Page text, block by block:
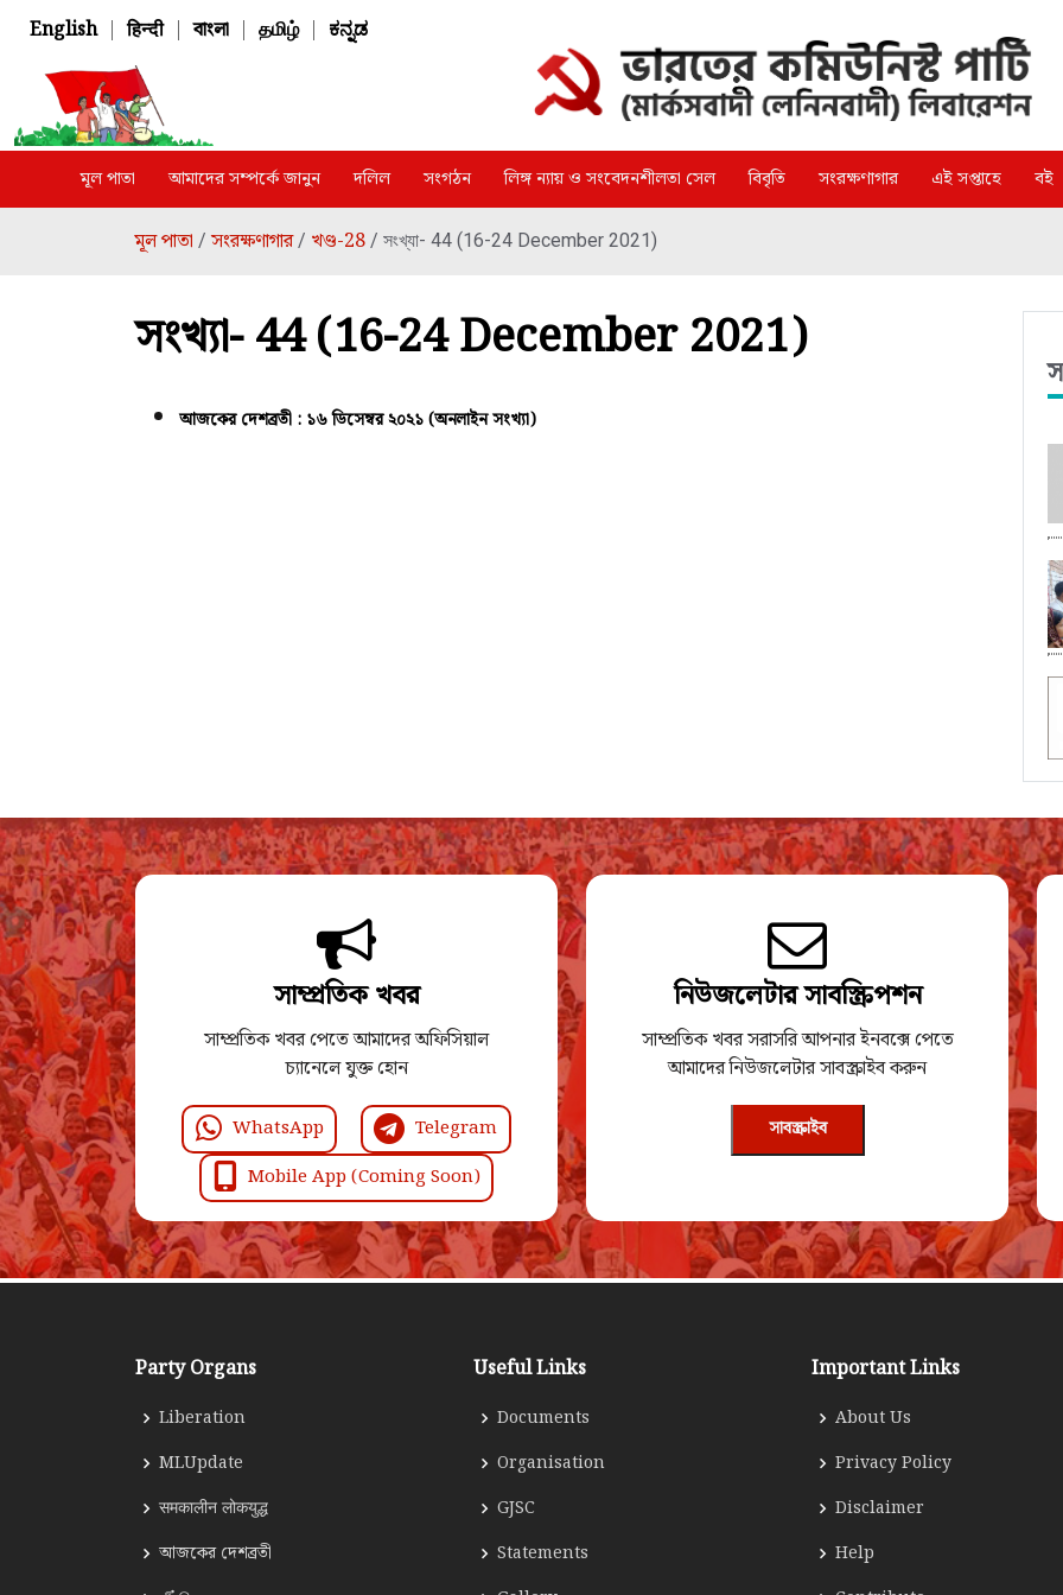
English | हिन्दी | বাংলা | தமிழ் | ಕನ್ನಡ
মূল পাতা আমাদের সম্পর্কে জানুন দলিল সংগঠন লিঙ্গ ন্যায় ও সংবেদনশীলতা সেল বিবৃতি সংরক্ষণাগার এই সপ্তাহে বই
মূল পাতা / সংরক্ষণাগার/ খণ্ড-28 / সংখ্যা- 44 (16-24 December 2021)
সংখ্যা- 44 (16-24 December 2021)
আজকের দেশব্রতী : ১৬ ডিসেম্বর ২০২১ (অনলাইন সংখ্যা)
সাম্প্রতিক খবর
সাম্প্রতিক খবর পেতে আমাদের অফিসিয়াল
চ্যানেলে যুক্ত হোন
WhatsApp
Telegram
Mobile App (Coming Soon)
নিউজলেটার সাবস্ক্রিপশন
সাম্প্রতিক খবর সরাসরি আপনার ইনবক্সে পেতে
আমাদের নিউজলেটার সাবস্ক্রাইব করুন
সাবস্ক্রাইব
Party Organs
Liberation
MLUpdate
समकालीन लोकयुद्ध
আজকের দেশব্রতী
Useful Links
Documents
Organisation
GJSC
Statements
Important Links
About Us
Privacy Policy
Disclaimer
Help